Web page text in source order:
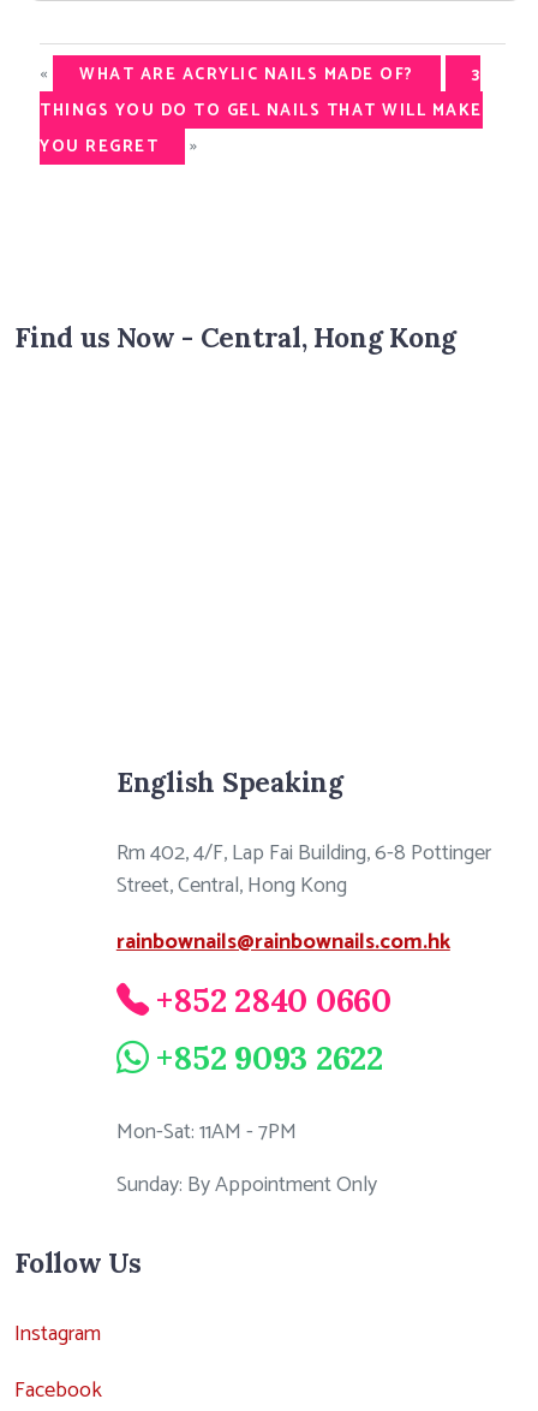
« WHAT ARE ACRYLIC NAILS MADE OF?
3
THINGS YOU DO TO GEL NAILS THAT WILL MAKE
YOU REGRET
»
Find us Now - Central, Hong Kong
English Speaking
Rm 402, 4/F, Lap Fai Building, 6-8 Pottinger
Street, Central, Hong Kong
rainbownails@rainbownails.com.hk
+852 2840 0660
+852 9093 2622
Mon-Sat: 11AM - 7PM
Sunday: By Appointment Only
Follow Us
Instagram
Facebook